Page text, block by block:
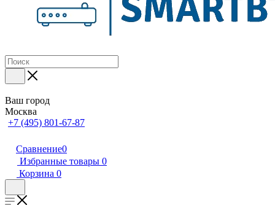
Ваш город
Москва
+7 (495) 801-67-87
Сравнение0
Избранные товары 0
Корзина 0